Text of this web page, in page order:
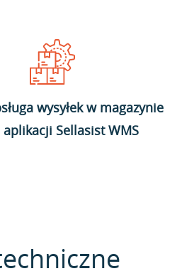
wysyłek w magazynie
aplikacji Sellasist WMS